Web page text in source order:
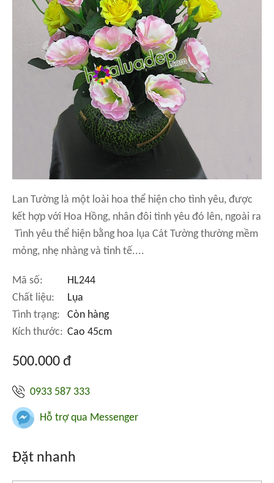
Lan Tường là một loài hoa thể hiện cho tình yêu, được
kết hợp với Hoa Hồng, nhân đôi tình yêu đó lên, ngoài ra
Tình yêu thể hiện bằng hoa lụa Cát Tường thường mềm
mỏng, nhẹ nhàng và tinh tế....
Mã số:
HL244
Chất liệu:
Lụa
Tình trạng:
Còn hàng
Kích thước: Cao 45cm
500.000 đ
0933 587 333
Hỗ trợ qua Messenger
Đặt nhanh